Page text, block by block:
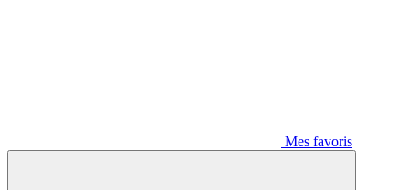
Mes favoris